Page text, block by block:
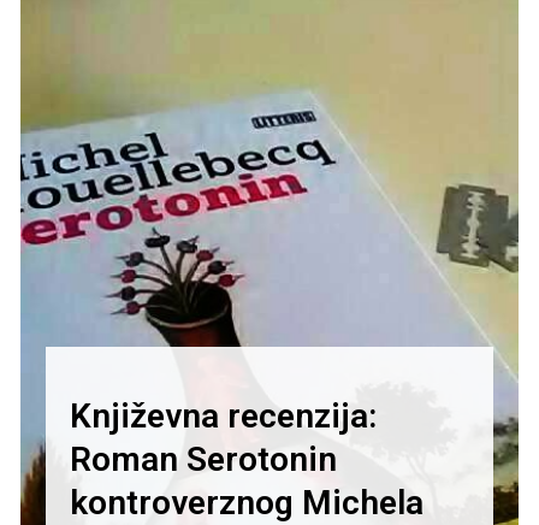
Književna recenzija:
Roman Serotonin
kontroverznog Michela